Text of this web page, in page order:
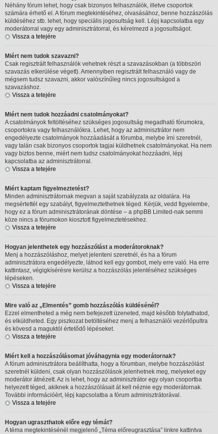
Néhány fórum lehet, hogy csak bizonyos felhasználók, illetve csoportok
számára érhető el. A fórum megtekintéséhez, olvasásához, benne hozzászólás
küldéséhez stb. lehet, hogy speciális jogosultság kell. Lépj kapcsolatba egy
moderátorral vagy egy adminisztrátorral, és kérelmezd a jogosultságot.
Vissza a tetejére
Miért nem tudok szavazni?
Csak regisztrált felhasználók vehetnek részt a szavazásokban (a többszöri
szavazás elkerülése végett). Amennyiben regisztrált felhasználó vagy de
mégsem tudsz szavazni, akkor valószínűleg nincs jogosultságod a
szavazáshoz.
Vissza a tetejére
Miért nem tudok hozzáadni csatolmányokat?
A csatolmányok feltöltéséhez szükséges jogosultság megadható fórumokra,
csoportokra vagy felhasználókra. Lehet, hogy az adminisztrátor nem
engedélyezte csatolmányok hozzáadását a fórumba, melybe írni szeretnél,
vagy talán csak bizonyos csoportok tagjai küldhetnek csatolmányokat. Ha nem
vagy biztos benne, miért nem tudsz csatolmányokat hozzáadni, lépj
kapcsolatba az adminisztrátorral.
Vissza a tetejére
Miért kaptam figyelmeztetést?
Minden adminisztrátornak megvan a saját szabályzata az oldalára. Ha
megsértettél egy szabályt, figyelmeztethetnek téged. Kérjük, vedd figyelembe,
hogy ez a fórum adminisztrátorának döntése – a phpBB Limited-nak semmi
köze nincs a fórumokon kiosztott figyelmeztetésekhez.
Vissza a tetejére
Hogyan jelenthetek egy hozzászólást a moderátoroknak?
Menj a hozzászóláshoz, melyet jelenteni szeretnél, és ha a fórum
adminisztrátora engedélyezte, látnod kell egy gombot, mely erre való. Ha erre
kattintasz, végigkísérésre kerülsz a hozzászólás jelentéséhez szükséges
lépéseken.
Vissza a tetejére
Mire való az „Elmentés” gomb hozzászólás küldésénél?
Ezzel elmentheted a még nem befejezett üzeneted, majd később folytathatod,
és elküldheted. Egy piszkozat betöltéséhez menj a felhasználói vezérlőpultra
és kövesd a maguktól értetődő lépéseket.
Vissza a tetejére
Miért kell a hozzászólásomat jóváhagynia egy moderátornak?
A fórum adminisztrátora beállíthatta, hogy a fórumban, melybe hozzászólást
szeretnél küldeni, csak olyan hozzászólások jelenhetnek meg, melyeket egy
moderátor átnézett. Az is lehet, hogy az adminisztrátor egy olyan csoportba
helyezett téged, akiknek a hozzászólásait át kell néznie egy moderátornak.
További információért, lépj kapcsolatba a fórum adminisztrátorával.
Vissza a tetejére
Hogyan ugraszthatok előre egy témát?
A téma megtekintésénél megjelenő „Téma előreugrasztása” linkre kattintva